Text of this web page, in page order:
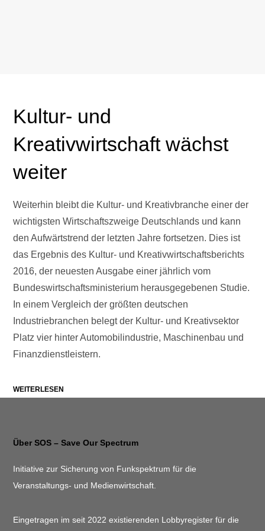
Kultur- und
Kreativwirtschaft wächst
weiter
Weiterhin bleibt die Kultur- und Kreativbranche einer der
wichtigsten Wirtschaftszweige Deutschlands und kann
den Aufwärtstrend der letzten Jahre fortsetzen. Dies ist
das Ergebnis des Kultur- und Kreativwirtschaftsberichts
2016, der neuesten Ausgabe einer jährlich vom
Bundeswirtschaftsministerium herausgegebenen Studie.
In einem Vergleich der größten deutschen
Industriebranchen belegt der Kultur- und Kreativsektor
Platz vier hinter Automobilindustrie, Maschinenbau und
Finanzdienstleistern.
WEITERLESEN
Über SOS – Save Our Spectrum
Initiative zur Sicherung von Funkspektrum für die
Veranstaltungs- und Medienwirtschaft.
Eingetragen im seit 2022 existierenden Lobbyregister für die